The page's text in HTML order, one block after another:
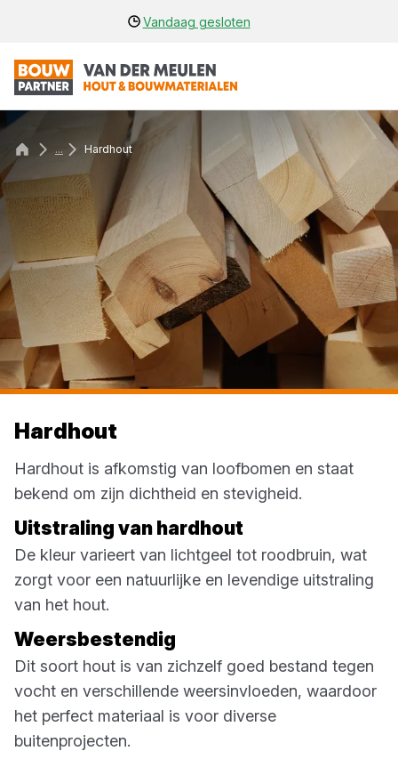
Vandaag gesloten
... Hardhout
Hardhout
Hardhout is afkomstig van loofbomen en staat
bekend om zijn dichtheid en stevigheid.
Uitstraling van hardhout
De kleur varieert van lichtgeel tot roodbruin, wat
zorgt voor een natuurlijke en levendige uitstraling
van het hout.
Weersbestendig
Dit soort hout is van zichzelf goed bestand tegen
vocht en verschillende weersinvloeden, waardoor
het perfect materiaal is voor diverse
buitenprojecten.